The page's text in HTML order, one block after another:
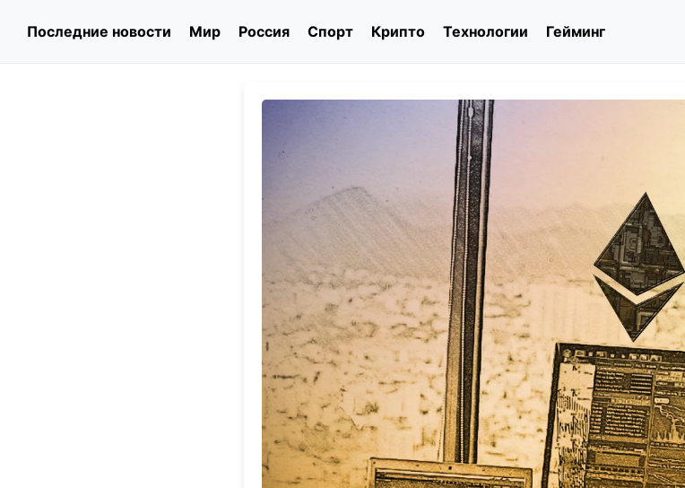
Последние новости Мир Россия Спорт Крипто Технологии Гейминг